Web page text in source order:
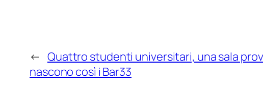
← Quattro studenti universitari, una sala
nascono così i Bar33